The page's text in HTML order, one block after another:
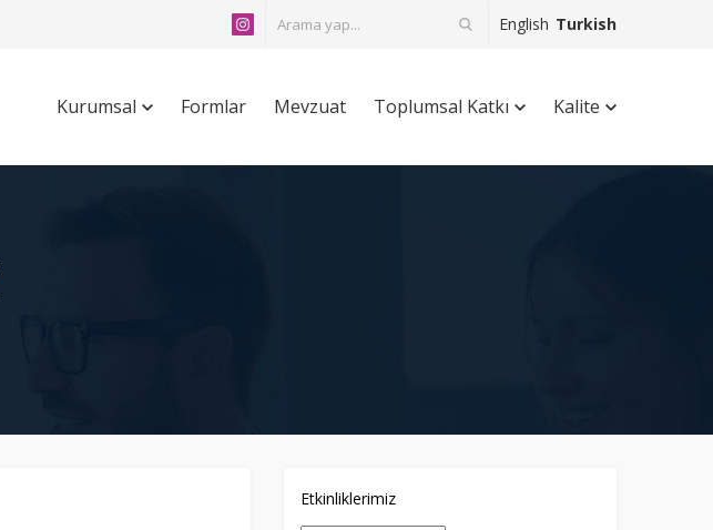
English Turkish
Kurumsal Formlar Mevzuat Toplumsal Katkı Kalite
Etkinliklerimiz